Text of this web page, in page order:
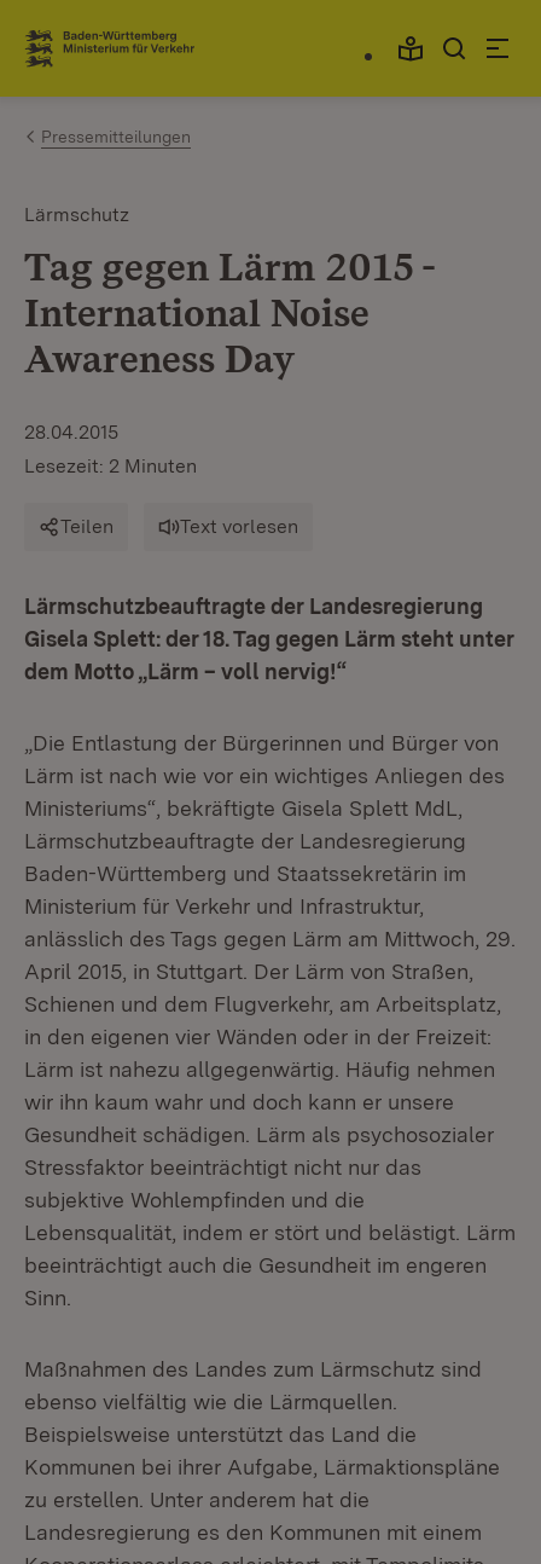
Zum Inhalt springen
Link zur Startseite
Pressemitteilungen
Lärmschutz
Tag gegen Lärm 2015 -
International Noise
Awareness Day
28.04.2015
Lesezeit: 2 Minuten
Teilen Text vorlesen
Lärmschutzbeauftragte der Landesregierung
Gisela Splett: der 18. Tag gegen Lärm steht unter
dem Motto „Lärm – voll nervig!“
„Die Entlastung der Bürgerinnen und Bürger von
Lärm ist nach wie vor ein wichtiges Anliegen des
Ministeriums“, bekräftigte Gisela Splett MdL,
Lärmschutzbeauftragte der Landesregierung
Baden-Württemberg und Staatssekretärin im
Ministerium für Verkehr und Infrastruktur,
anlässlich des Tags gegen Lärm am Mittwoch, 29.
April 2015, in Stuttgart. Der Lärm von Straßen,
Schienen und dem Flugverkehr, am Arbeitsplatz,
in den eigenen vier Wänden oder in der Freizeit:
Lärm ist nahezu allgegenwärtig. Häufig nehmen
wir ihn kaum wahr und doch kann er unsere
Gesundheit schädigen. Lärm als psychosozialer
Stressfaktor beeinträchtigt nicht nur das
subjektive Wohlempfinden und die
Lebensqualität, indem er stört und belästigt. Lärm
beeinträchtigt auch die Gesundheit im engeren
Sinn.
Maßnahmen des Landes zum Lärmschutz sind
ebenso vielfältig wie die Lärmquellen.
Beispielsweise unterstützt das Land die
Kommunen bei ihrer Aufgabe, Lärmaktionspläne
zu erstellen. Unter anderem hat die
Landesregierung es den Kommunen mit einem